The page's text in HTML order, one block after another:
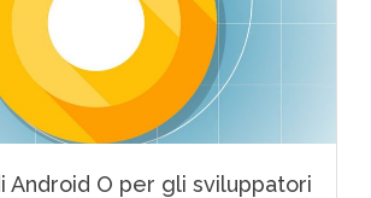
Android O per gli sviluppatori